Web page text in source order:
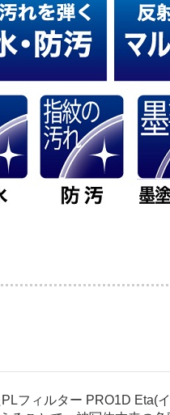
フィルター PRO1D Eta(